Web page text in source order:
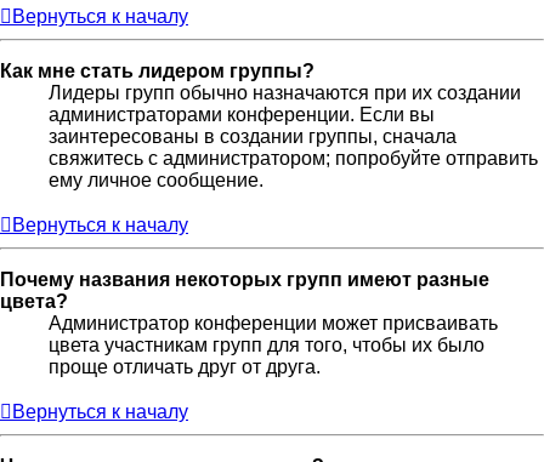
Вернуться к началу
Как мне стать лидером группы?
Лидеры групп обычно назначаются при их создании
администраторами конференции. Если вы
заинтересованы в создании группы, сначала
свяжитесь с администратором; попробуйте отправить
ему личное сообщение.
Вернуться к началу
Почему названия некоторых групп имеют разные
цвета?
Администратор конференции может присваивать
цвета участникам групп для того, чтобы их было
проще отличать друг от друга.
Вернуться к началу